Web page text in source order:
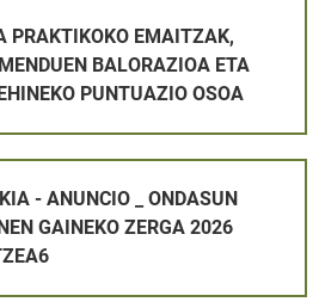
PRAKTIKOKO EMAITZAK,
BALORAZIOA ETA
PUNTUAZIO OSOA
- ANUNCIO _ ONDASUN
GAINEKO ZERGA 2026